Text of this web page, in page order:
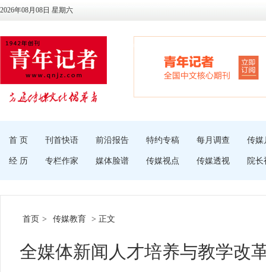
2026年08月08日 星期六
首 页 刊首快语 前沿报告 特约专稿 每月调查 传媒
经 历 专栏作家 媒体脸谱 传媒视点 传媒透视 院长
首页 > 传媒教育 > 正文
全媒体新闻人才培养与教学改